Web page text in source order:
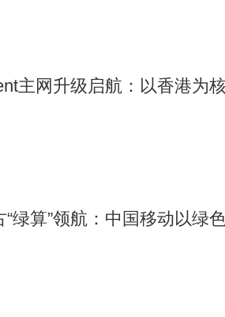
主网升级启航：以香港为
“绿算”领航：中国移动以绿